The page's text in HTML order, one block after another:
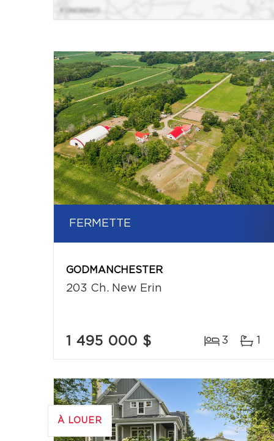
FERMETTE
GODMANCHESTER
203 Ch. New Erin
1 495 000 $ 3 1
À LOUER